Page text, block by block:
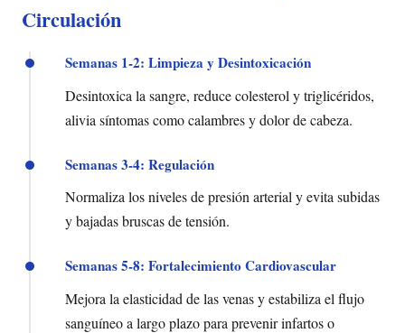
Circulación
Semanas 1-2: Limpieza y Desintoxicación
Desintoxica la sangre, reduce colesterol y triglicéridos,
alivia síntomas como calambres y dolor de cabeza.
Semanas 3-4: Regulación
Normaliza los niveles de presión arterial y evita subidas
y bajadas bruscas de tensión.
Semanas 5-8: Fortalecimiento Cardiovascular
Mejora la elasticidad de las venas y estabiliza el flujo
sanguíneo a largo plazo para prevenir infartos o